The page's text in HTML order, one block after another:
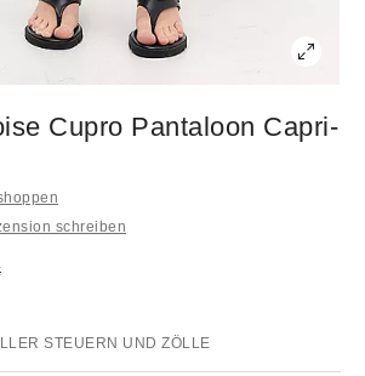
Cupro Pantaloon Capri-
schreiben
STEUERN UND ZÖLLE